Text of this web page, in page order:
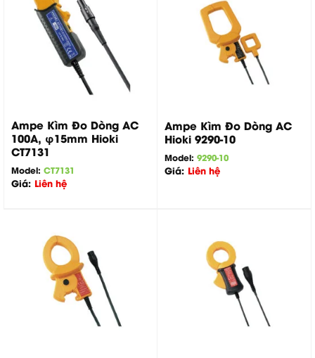
Ampe Kìm Đo Dòng AC
100A, φ15mm Hioki
CT7131
Model: CT7131
Giá: Liên hệ
Ampe Kìm Đo Dòng AC
Hioki 9290-10
Model: 9290-10
Giá: Liên hệ